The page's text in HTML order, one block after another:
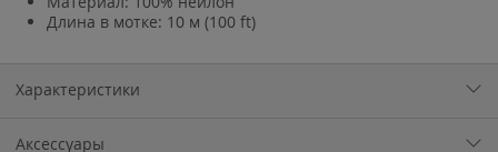
Длина в мотке: 10 м (100 ft)
Характеристики
Аксессуары